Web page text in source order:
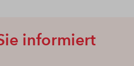
informiert